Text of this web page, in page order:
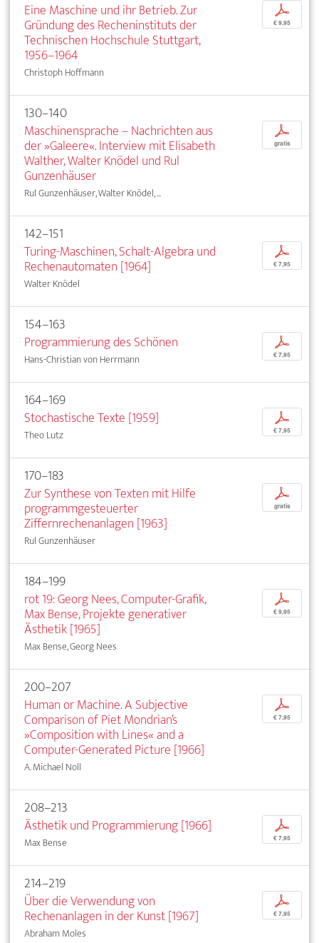
Eine Maschine und ihr Betrieb. Zur
Gründung des Recheninstituts der
Technischen Hochschule Stuttgart,
1956–1964
Christoph Hoffmann
p
€ 9,95
130–140
Maschinensprache – Nachrichten aus
der »Galeere«. Interview mit Elisabeth
Walther, Walter Knödel und Rul
Gunzenhäuser
Rul Gunzenhäuser, Walter Knödel, ...
p
gratis
142–151
Turing-Maschinen, Schalt-Algebra und
Rechenautomaten [1964]
Walter Knödel
p
€ 7,95
154–163
Programmierung des Schönen
Hans-Christian von Herrmann
p
€ 7,95
164–169
Stochastische Texte [1959]
Theo Lutz
p
€ 7,95
170–183
Zur Synthese von Texten mit Hilfe
programmgesteuerter
Ziffernrechenanlagen [1963]
Rul Gunzenhäuser
p
gratis
184–199
rot 19: Georg Nees, Computer-Grafik,
Max Bense, Projekte generativer
Ästhetik [1965]
Max Bense, Georg Nees
p
€ 9,95
200–207
Human or Machine. A Subjective
Comparison of Piet Mondrian’s
»Composition with Lines« and a
Computer-Generated Picture [1966]
A. Michael Noll
p
€ 7,95
208–213
Ästhetik und Programmierung [1966]
Max Bense
p
€ 7,95
214–219
Über die Verwendung von
Rechenanlagen in der Kunst [1967]
Abraham Moles
p
€ 7,95